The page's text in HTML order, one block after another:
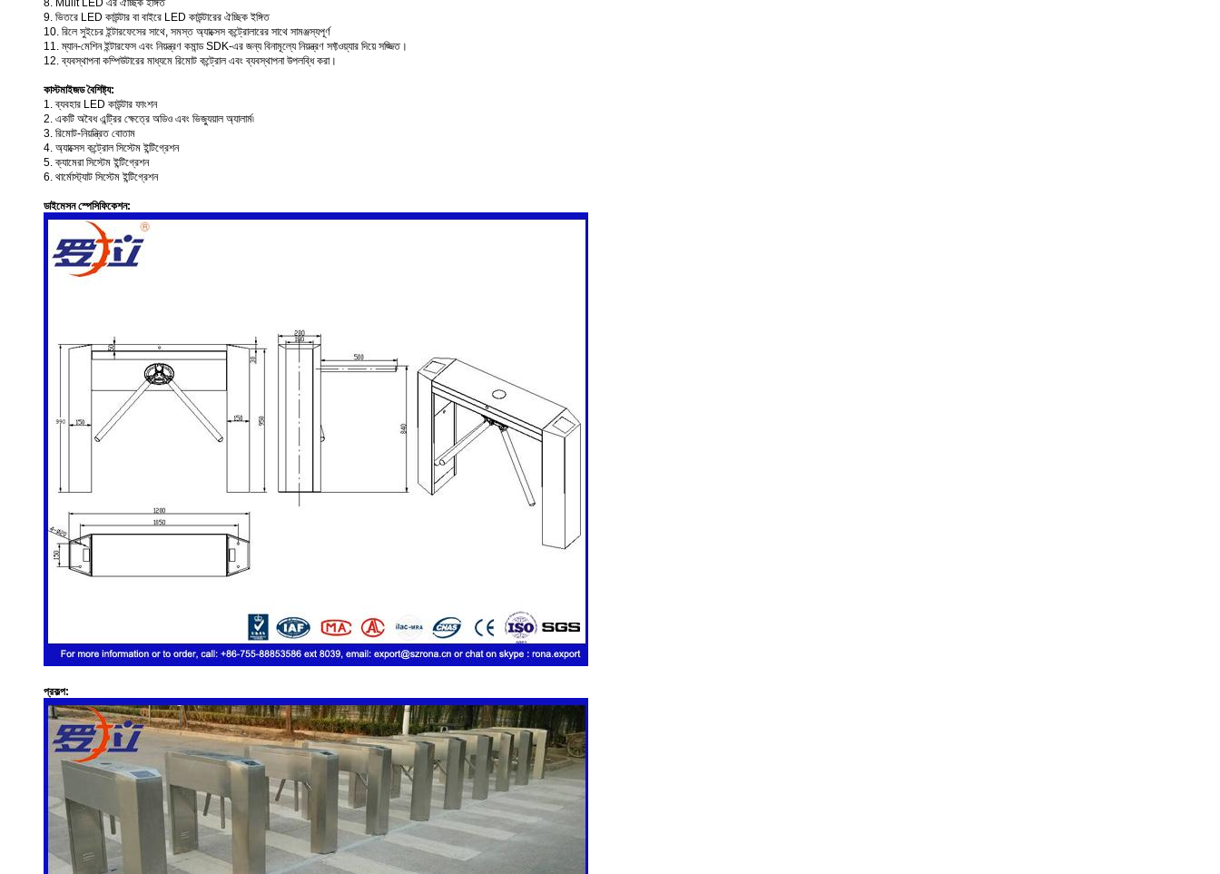
8. Mulit LED এর ঐচ্ছিক ইঙ্গিত
9. ভিতরে LED কাউন্টার বা বাইরে LED কাউন্টারের ঐচ্ছিক ইঙ্গিত
10. রিলে সুইচের ইন্টারফেসের সাথে, সমস্ত অ্যাক্সেস কন্ট্রোলারের সাথে সামঞ্জস্যপূর্ণ
11. ম্যান-মেশিন ইন্টারফেস এবং নিয়ন্ত্রণ কমান্ড SDK-এর জন্য বিনামূল্যে নিয়ন্ত্রণ সফ্টওয়্যার দিয়ে সজ্জিত।
12. ব্যবস্থাপনা কম্পিউটারের মাধ্যমে রিমোট কন্ট্রোল এবং ব্যবস্থাপনা উপলব্ধি করা।
কাস্টমাইজড বৈশিষ্ট্য:
1. ব্যবহার LED কাউন্টার ফাংশন
2. একটি অবৈধ এন্ট্রির ক্ষেত্রে অডিও এবং ভিজ্যুয়াল অ্যালার্ম৷
3. রিমোট-নিয়ন্ত্রিত বোতাম
4. অ্যাক্সেস কন্ট্রোল সিস্টেম ইন্টিগ্রেশন
5. ক্যামেরা সিস্টেম ইন্টিগ্রেশন
6. থার্মোস্ট্যাট সিস্টেম ইন্টিগ্রেশন
ডাইমেসন স্পেসিফিকেশন:
প্রকল্প: